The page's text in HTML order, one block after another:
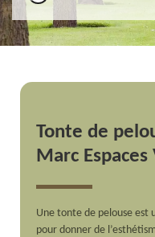
Tonte de
Marc
Une tonte de pelouse est
pour donner de